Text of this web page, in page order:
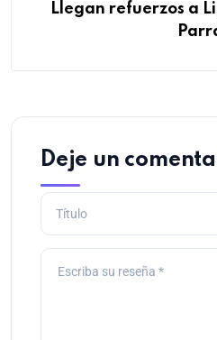
Llegan refuerzos a
Deje un